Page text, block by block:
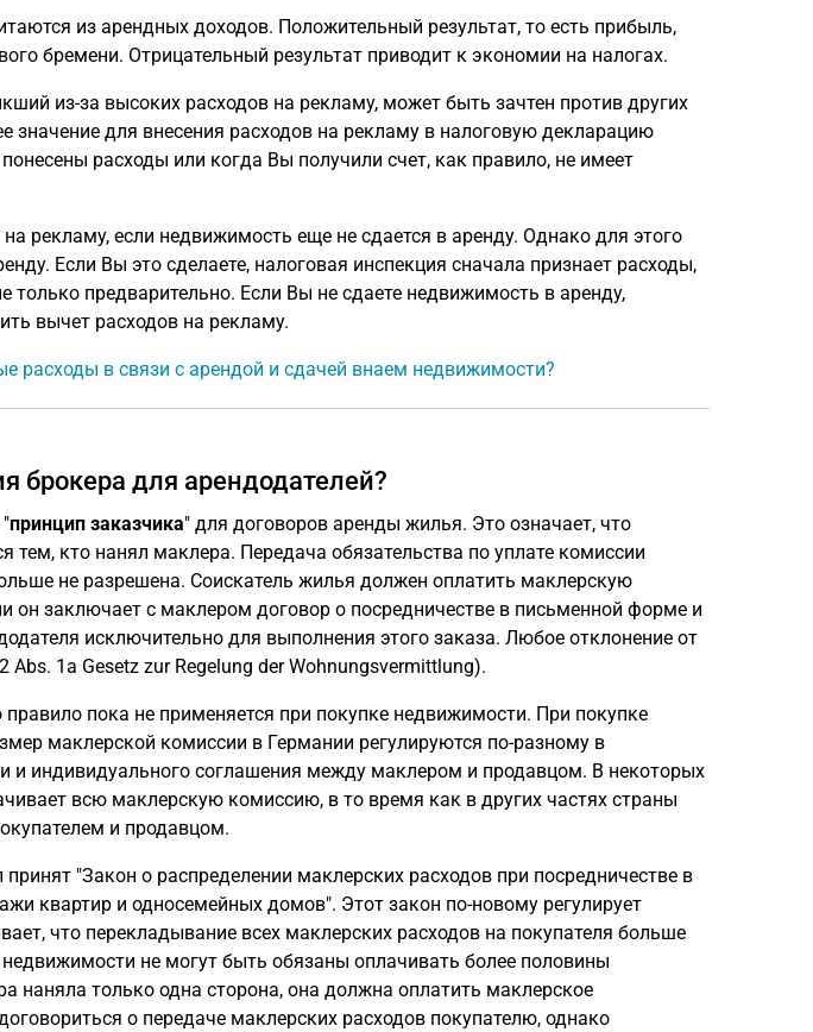
из арендных доходов. Положительный результат, то есть прибыль,
бремени. Отрицательный результат приводит к экономии на налогах.
из-за высоких расходов на рекламу, может быть зачтен против других
для внесения расходов на рекламу в налоговую декларацию
расходы или когда Вы получили счет, как правило, не имеет
рекламу, если недвижимость еще не сдается в аренду. Однако для этого
Если Вы это сделаете, налоговая инспекция сначала признает расходы,
только предварительно. Если Вы не сдаете недвижимость в аренду,
вычет расходов на рекламу.
расходы в связи с арендой и сдачей внаем недвижимости?
брокера для арендодателей?
принцип заказчика" для договоров аренды жилья. Это означает, что
тем, кто нанял маклера. Передача обязательства по уплате комиссии
не разрешена. Соискатель жилья должен оплатить маклерскую
он заключает с маклером договор о посредничестве в письменной форме и
исключительно для выполнения этого заказа. Любое отклонение от
Abs. 1a Gesetz zur Regelung der Wohnungsvermittlung).
правило пока не применяется при покупке недвижимости. При покупке
маклерской комиссии в Германии регулируются по-разному в
и индивидуального соглашения между маклером и продавцом. В некоторых
всю маклерскую комиссию, в то время как в других частях страны
и продавцом.
"Закон о распределении маклерских расходов при посредничестве в
квартир и односемейных домов". Этот закон по-новому регулирует
что перекладывание всех маклерских расходов на покупателя больше
не могут быть обязаны оплачивать более половины
наняла только одна сторона, она должна оплатить маклерское
о передаче маклерских расходов покупателю, однако